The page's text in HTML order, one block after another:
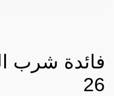
فائدة شرب
26